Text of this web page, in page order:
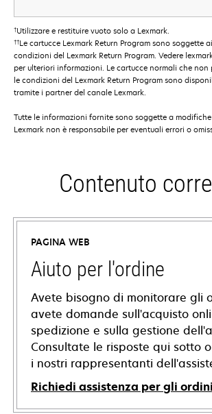
†Utilizzare e restituire vuoto solo a Lexmark.
††Le cartucce Lexmark Return Program sono soggette
condizioni del Lexmark Return Program. Vedere
per ulteriori informazioni. Le cartucce normali che non
le condizioni del Lexmark Return Program sono
tramite i partner del canale Lexmark.
Tutte le informazioni fornite sono soggette a
Lexmark non è responsabile per eventuali errori o
Contenuto
PAGINA WEB
Aiuto per l'ordine
Avete bisogno di monitorare gli
avete domande sull'acquisto
spedizione e sulla gestione
Consultate le risposte qui sotto
i nostri rappresentanti
Richiedi assistenza per gli ordini